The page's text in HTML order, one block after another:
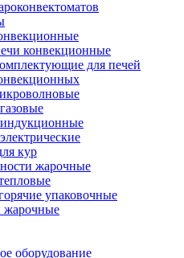
конвекционные
для печей
кур
жарочные
упаковочные
оборудование